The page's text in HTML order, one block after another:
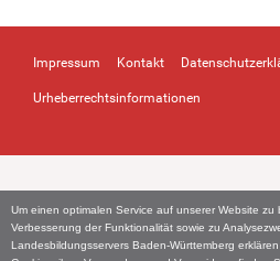
Um einen optimalen Service auf unserer Website
Verbesserung der Funktionalität sowie zu
Landesbildungsservers Baden-Württemberg
Impressum Kontakt
Urheberrechtsinformationen